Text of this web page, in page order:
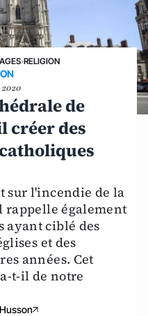
›RELIGION
de
créer des
sur l'incendie de la
rappelle également
ayant ciblé des
et des
années. Cet
t-il de notre